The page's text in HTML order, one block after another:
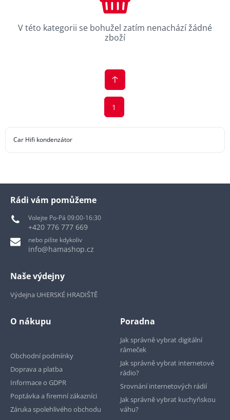
V této kategorii se bohužel zatím nenachází žádné
zboží
1
Car Hifi kondenzátor
Rádi vám pomůžeme
Volejte Po-Pá 09:00-16:30
+420 776 777 669
nebo pište kdykoliv
info@hamashop.cz
Naše výdejny
Výdejna UHERSKÉ HRADIŠTĚ
O nákupu
Obchodní podmínky
Doprava a platba
Informace o GDPR
Poptávka a firemní zákazníci
Záruka spolehlivého obchodu
Poradna
Jak správně vybrat digitální
rámeček
Jak správně vybrat internetové
rádio?
Srovnání internetových rádií
Jak správně vybrat kuchyňskou
váhu?